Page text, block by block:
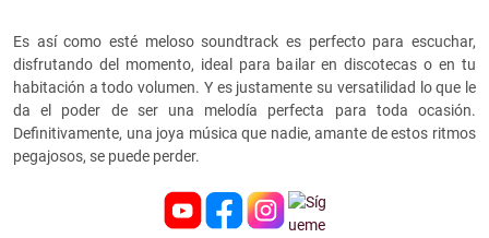
Es así como esté meloso soundtrack es perfecto para escuchar,
disfrutando del momento, ideal para bailar en discotecas o en tu
habitación a todo volumen. Y es justamente su versatilidad lo que le
da el poder de ser una melodía perfecta para toda ocasión.
Definitivamente, una joya música que nadie, amante de estos ritmos
pegajosos, se puede perder.